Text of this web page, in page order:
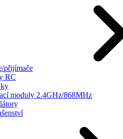
přijímače
RC
moduly 2.4GHz/868MHz